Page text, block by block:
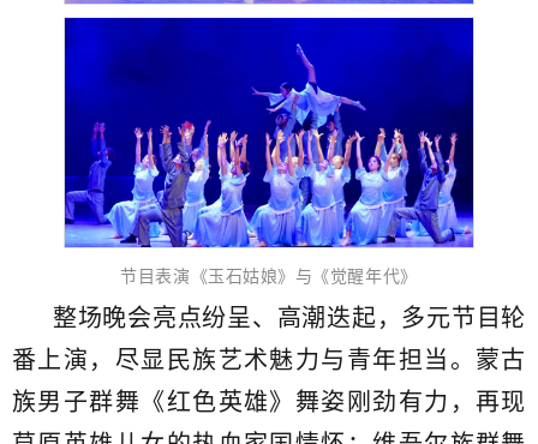
节目表演《玉石姑娘》与《觉醒年代》
整场晚会亮点纷呈、高潮迭起，多元节目轮
番上演，尽显民族艺术魅力与青年担当。蒙古
族男子群舞《红色英雄》舞姿刚劲有力，再现